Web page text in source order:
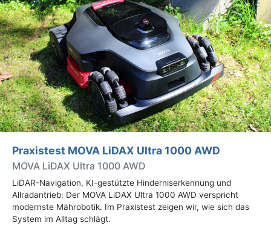
Praxistest MOVA LiDAX Ultra 1000 AWD
MOVA LiDAX Ultra 1000 AWD
LiDAR-Navigation, KI-gestützte Hinderniserkennung und
Allradantrieb: Der MOVA LiDAX Ultra 1000 AWD verspricht
modernste Mährobotik. Im Praxistest zeigen wir, wie sich das
System im Alltag schlägt.